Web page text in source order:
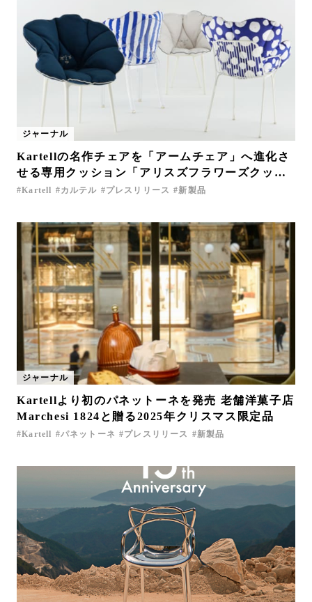
ジャーナル
Kartellの名作チェアを「アームチェア」へ進化さ
せる専用クッション「アリスズフラワーズクッシ
ョン」新登場
Kartell カルテル プレスリリース 新製品
ジャーナル
Kartellより初のパネットーネを発売 老舗洋菓子店
Marchesi 1824と贈る2025年クリスマス限定品
Kartell パネットーネ プレスリリース 新製品